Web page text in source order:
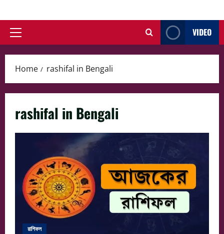
to
contentPrimary
VIDEO
Home rashifal in Bengali
rashifal in Bengali
রাশিফল